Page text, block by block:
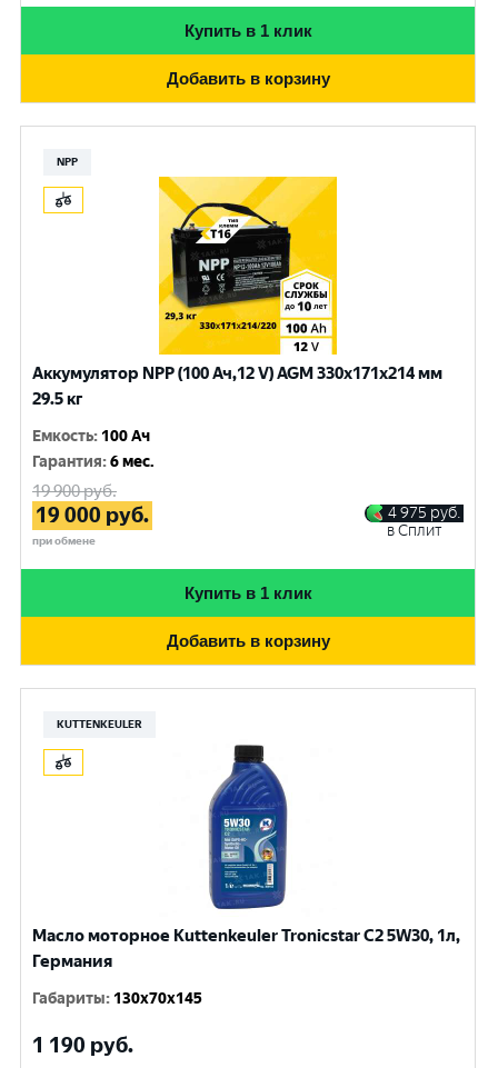
Купить в 1 клик
Добавить в корзину
NPP
Аккумулятор NPP (100 Ач,12 V) AGM 330x171x214 мм
29.5 кг
Емкость: 100 Ач
Гарантия:6 мес.
19 900руб.
19 000 руб.
при обмене
4 975 руб.
в Сплит
Купить в 1 клик
Добавить в корзину
KUTTENKEULER
Масло моторное Kuttenkeuler Tronicstar C2 5W30, 1л,
Германия
Габариты: 130x70x145
1 190 руб.